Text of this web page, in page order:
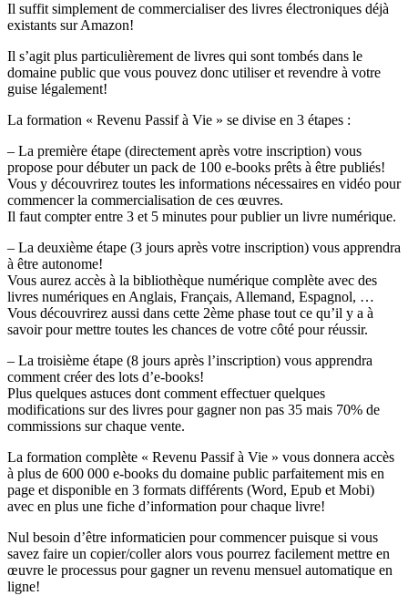
Il suffit simplement de commercialiser des livres électroniques déjà
existants sur Amazon!
Il s’agit plus particulièrement de livres qui sont tombés dans le
domaine public que vous pouvez donc utiliser et revendre à votre
guise légalement!
La formation « Revenu Passif à Vie » se divise en 3 étapes :
– La première étape (directement après votre inscription) vous
propose pour débuter un pack de 100 e-books prêts à être publiés!
Vous y découvrirez toutes les informations nécessaires en vidéo pour
commencer la commercialisation de ces œuvres.
Il faut compter entre 3 et 5 minutes pour publier un livre numérique.
– La deuxième étape (3 jours après votre inscription) vous apprendra
à être autonome!
Vous aurez accès à la bibliothèque numérique complète avec des
livres numériques en Anglais, Français, Allemand, Espagnol, …
Vous découvrirez aussi dans cette 2ème phase tout ce qu’il y a à
savoir pour mettre toutes les chances de votre côté pour réussir.
– La troisième étape (8 jours après l’inscription) vous apprendra
comment créer des lots d’e-books!
Plus quelques astuces dont comment effectuer quelques
modifications sur des livres pour gagner non pas 35 mais 70% de
commissions sur chaque vente.
La formation complète « Revenu Passif à Vie » vous donnera accès
à plus de 600 000 e-books du domaine public parfaitement mis en
page et disponible en 3 formats différents (Word, Epub et Mobi)
avec en plus une fiche d’information pour chaque livre!
Nul besoin d’être informaticien pour commencer puisque si vous
savez faire un copier/coller alors vous pourrez facilement mettre en
œuvre le processus pour gagner un revenu mensuel automatique en
ligne!